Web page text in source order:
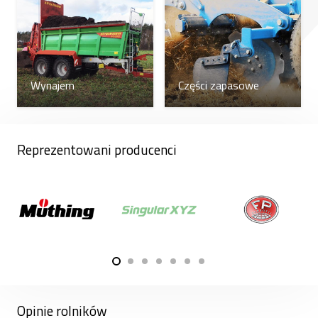
owijarek. Ponieważ firma GÖWEIL Maschinenbau
GmbH eksportuje znaczną część swojej produkcji –
86 procent – maszyny te są znane i szeroko
stosowane na całym świecie. Wszystkie maszyny i
urządzenia są projektowane, rozwijane i
zakupu nowego sprzętu, oferujemy usługi
przygotowywania paszy dla gospodarstw i firm.
zwijających i owijarkach – a także ich kombinacjach.
przygotowania paszy – od cięcia, przez grabienie,
Wynajem Części zapasowe
Reprezentowani producenci
Opinie rolników